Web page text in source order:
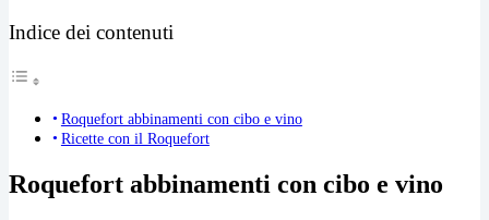
Indice dei contenuti
Roquefort abbinamenti con cibo e vino
Ricette con il Roquefort
Roquefort abbinamenti con cibo e vino